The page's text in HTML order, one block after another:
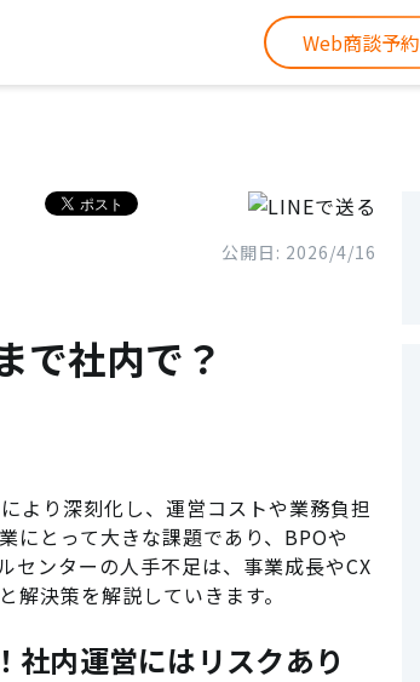
Web商談予約
公開日: 2026/4/16
で社内で？
より深刻化し、運営コストや業務負担
にとって大きな課題であり、BPOや
センターの人手不足は、事業成長やCX
決策を解説していきます。
社内運営にはリスクあり